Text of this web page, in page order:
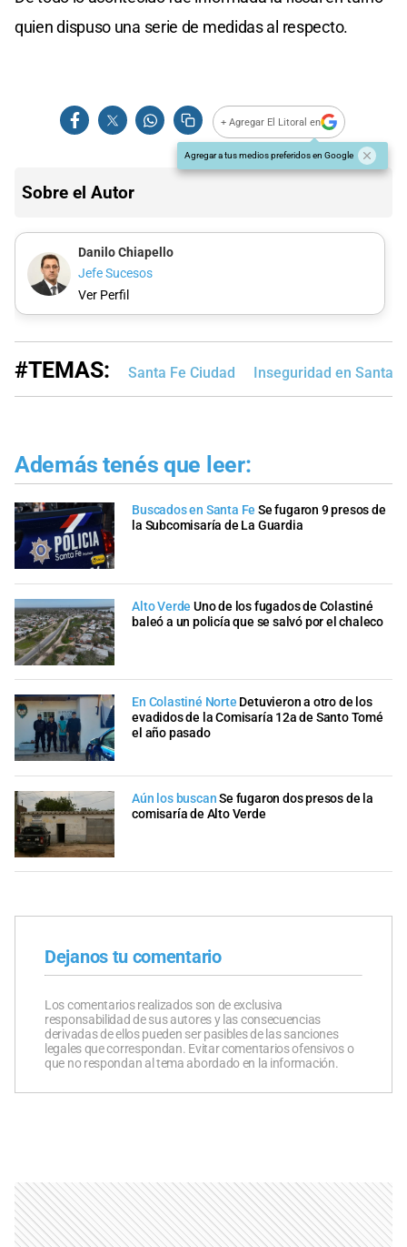
quien dispuso una serie de medidas al respecto.
+ Agregar El Litoral en
Agregar a tus medios preferidos en Google
Sobre el Autor
Danilo Chiapello
Jefe Sucesos
Ver Perfil
#TEMAS: Santa Fe Ciudad Inseguridad en Santa
Además tenés que leer:
Buscados en Santa Fe Se fugaron 9 presos de
la Subcomisaría de La Guardia
Alto Verde Uno de los fugados de Colastiné
baleó a un policía que se salvó por el chaleco
En Colastiné Norte Detuvieron a otro de los
evadidos de la Comisaría 12a de Santo Tomé
el año pasado
Aún los buscanSe fugaron dos presos de la
comisaría de Alto Verde
Dejanos tu comentario
Los comentarios realizados son de exclusiva
responsabilidad de sus autores y las consecuencias
derivadas de ellos pueden ser pasibles de las sanciones
legales que correspondan. Evitar comentarios ofensivos o
que no respondan al tema abordado en la información.